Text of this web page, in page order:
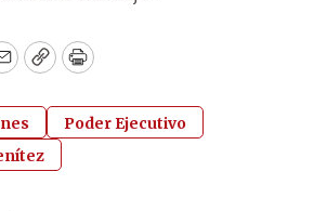
EmailCopyPrint
Poder Ejecutivo